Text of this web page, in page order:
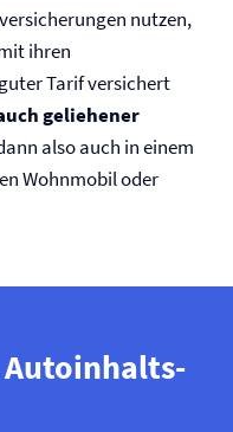
nutzen,
ihren
Tarif versichert
geliehener
also auch in einem
Wohnmobil oder
Autoinhalts­